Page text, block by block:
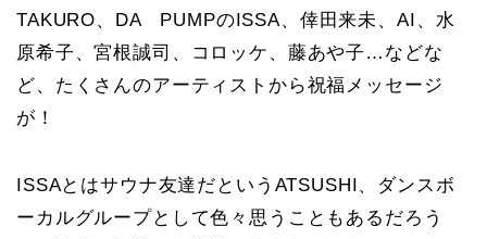
TAKURO、DA PUMPのISSA、倖田来未、AI、水
原希子、宮根誠司、コロッケ、藤あや子…などな
ど、たくさんのアーティストから祝福メッセージ
が！
ISSAとはサウナ友達だというATSUSHI、ダンスボ
ーカルグループとして色々思うこともあるだろう